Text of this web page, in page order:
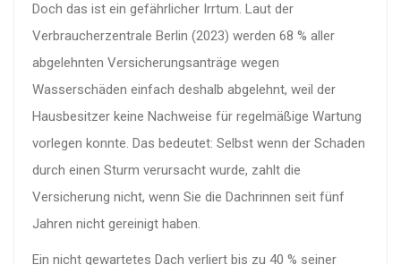
Doch das ist ein gefährlicher Irrtum. Laut der
Verbraucherzentrale Berlin (2023) werden 68 % aller
abgelehnten Versicherungsanträge wegen
Wasserschäden einfach deshalb abgelehnt, weil der
Hausbesitzer keine Nachweise für regelmäßige Wartung
vorlegen konnte. Das bedeutet: Selbst wenn der Schaden
durch einen Sturm verursacht wurde, zahlt die
Versicherung nicht, wenn Sie die Dachrinnen seit fünf
Jahren nicht gereinigt haben.
Ein nicht gewartetes Dach verliert bis zu 40 % seiner